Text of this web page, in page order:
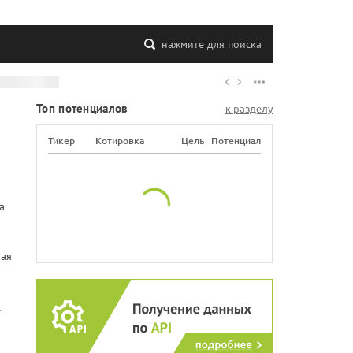
нажмите для поиска
Топ потенциалов к разделу
Тикер Котировка Цель Потенциал